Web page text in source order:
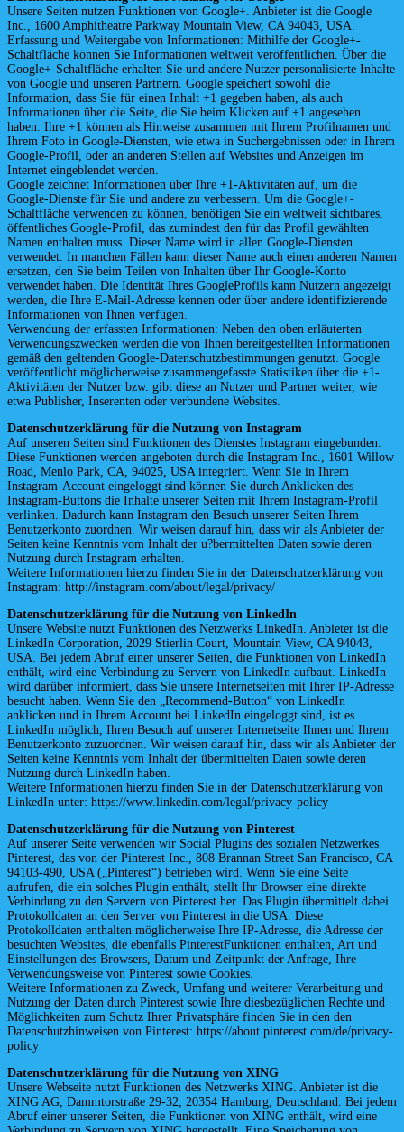
Unsere Seiten nutzen Funktionen von Google+. Anbieter ist die Google
Inc., 1600 Amphitheatre Parkway Mountain View, CA 94043, USA.
Erfassung und Weitergabe von Informationen: Mithilfe der Google+-
Schaltfläche können Sie Informationen weltweit veröffentlichen. Über die
Google+-Schaltfläche erhalten Sie und andere Nutzer personalisierte Inhalte
von Google und unseren Partnern. Google speichert sowohl die
Information, dass Sie für einen Inhalt +1 gegeben haben, als auch
Informationen über die Seite, die Sie beim Klicken auf +1 angesehen
haben. Ihre +1 können als Hinweise zusammen mit Ihrem Profilnamen und
Ihrem Foto in Google-Diensten, wie etwa in Suchergebnissen oder in Ihrem
Google-Profil, oder an anderen Stellen auf Websites und Anzeigen im
Internet eingeblendet werden.
Google zeichnet Informationen über Ihre +1-Aktivitäten auf, um die
Google-Dienste für Sie und andere zu verbessern. Um die Google+-
Schaltfläche verwenden zu können, benötigen Sie ein weltweit sichtbares,
öffentliches Google-Profil, das zumindest den für das Profil gewählten
Namen enthalten muss. Dieser Name wird in allen Google-Diensten
verwendet. In manchen Fällen kann dieser Name auch einen anderen Namen
ersetzen, den Sie beim Teilen von Inhalten über Ihr Google-Konto
verwendet haben. Die Identität Ihres GoogleProfils kann Nutzern angezeigt
werden, die Ihre E-Mail-Adresse kennen oder über andere identifizierende
Informationen von Ihnen verfügen.
Verwendung der erfassten Informationen: Neben den oben erläuterten
Verwendungszwecken werden die von Ihnen bereitgestellten Informationen
gemäß den geltenden Google-Datenschutzbestimmungen genutzt. Google
veröffentlicht möglicherweise zusammengefasste Statistiken über die +1-
Aktivitäten der Nutzer bzw. gibt diese an Nutzer und Partner weiter, wie
etwa Publisher, Inserenten oder verbundene Websites.
Datenschutzerklärung für die Nutzung von Instagram
Auf unseren Seiten sind Funktionen des Dienstes Instagram eingebunden.
Diese Funktionen werden angeboten durch die Instagram Inc., 1601 Willow
Road, Menlo Park, CA, 94025, USA integriert. Wenn Sie in Ihrem
Instagram-Account eingeloggt sind können Sie durch Anklicken des
Instagram-Buttons die Inhalte unserer Seiten mit Ihrem Instagram-Profil
verlinken. Dadurch kann Instagram den Besuch unserer Seiten Ihrem
Benutzerkonto zuordnen. Wir weisen darauf hin, dass wir als Anbieter der
Seiten keine Kenntnis vom Inhalt der u?bermittelten Daten sowie deren
Nutzung durch Instagram erhalten.
Weitere Informationen hierzu finden Sie in der Datenschutzerklärung von
Instagram: http://instagram.com/about/legal/privacy/
Datenschutzerklärung für die Nutzung von LinkedIn
Unsere Website nutzt Funktionen des Netzwerks LinkedIn. Anbieter ist die
LinkedIn Corporation, 2029 Stierlin Court, Mountain View, CA 94043,
USA. Bei jedem Abruf einer unserer Seiten, die Funktionen von LinkedIn
enthält, wird eine Verbindung zu Servern von LinkedIn aufbaut. LinkedIn
wird darüber informiert, dass Sie unsere Internetseiten mit Ihrer IP-Adresse
besucht haben. Wenn Sie den „Recommend-Button“ von LinkedIn
anklicken und in Ihrem Account bei LinkedIn eingeloggt sind, ist es
LinkedIn möglich, Ihren Besuch auf unserer Internetseite Ihnen und Ihrem
Benutzerkonto zuzuordnen. Wir weisen darauf hin, dass wir als Anbieter der
Seiten keine Kenntnis vom Inhalt der übermittelten Daten sowie deren
Nutzung durch LinkedIn haben.
Weitere Informationen hierzu finden Sie in der Datenschutzerklärung von
LinkedIn unter: https://www.linkedin.com/legal/privacy-policy
Datenschutzerklärung für die Nutzung von Pinterest
Auf unserer Seite verwenden wir Social Plugins des sozialen Netzwerkes
Pinterest, das von der Pinterest Inc., 808 Brannan Street San Francisco, CA
94103-490, USA („Pinterest“) betrieben wird. Wenn Sie eine Seite
aufrufen, die ein solches Plugin enthält, stellt Ihr Browser eine direkte
Verbindung zu den Servern von Pinterest her. Das Plugin übermittelt dabei
Protokolldaten an den Server von Pinterest in die USA. Diese
Protokolldaten enthalten möglicherweise Ihre IP-Adresse, die Adresse der
besuchten Websites, die ebenfalls PinterestFunktionen enthalten, Art und
Einstellungen des Browsers, Datum und Zeitpunkt der Anfrage, Ihre
Verwendungsweise von Pinterest sowie Cookies.
Weitere Informationen zu Zweck, Umfang und weiterer Verarbeitung und
Nutzung der Daten durch Pinterest sowie Ihre diesbezüglichen Rechte und
Möglichkeiten zum Schutz Ihrer Privatsphäre finden Sie in den den
Datenschutzhinweisen von Pinterest: https://about.pinterest.com/de/privacy-
policy
Datenschutzerklärung für die Nutzung von XING
Unsere Webseite nutzt Funktionen des Netzwerks XING. Anbieter ist die
XING AG, Dammtorstraße 29-32, 20354 Hamburg, Deutschland. Bei jedem
Abruf einer unserer Seiten, die Funktionen von XING enthält, wird eine